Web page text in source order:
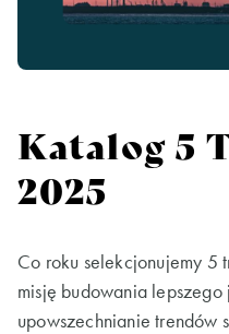
Katalog 5
2025
Co roku selekcjonujemy 5
misję budowania
upowszechnianie trendów